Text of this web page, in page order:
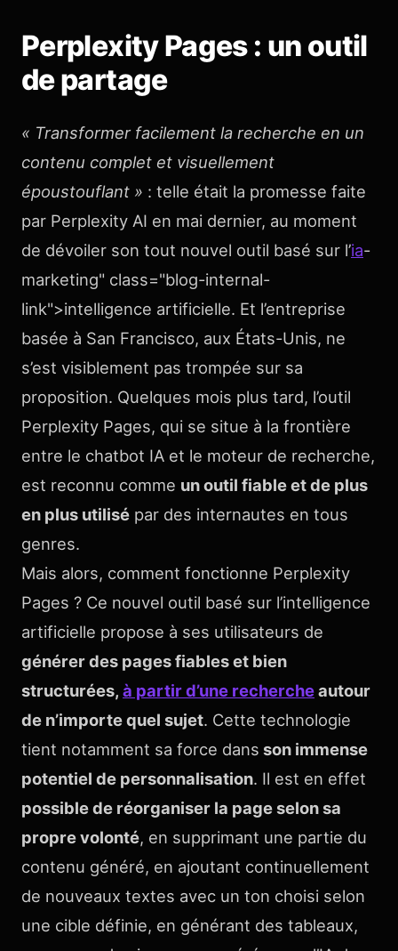
Perplexity Pages : un outil
de partage
« Transformer facilement la recherche en un
contenu complet et visuellement
époustouflant » : telle était la promesse faite
par Perplexity AI en mai dernier, au moment
de dévoiler son tout nouvel outil basé sur l’ia-
marketing" class="blog-internal-
link">intelligence artificielle. Et l’entreprise
basée à San Francisco, aux États-Unis, ne
s’est visiblement pas trompée sur sa
proposition. Quelques mois plus tard, l’outil
Perplexity Pages, qui se situe à la frontière
entre le chatbot IA et le moteur de recherche,
est reconnu comme un outil fiable et de plus
en plus utilisé par des internautes en tous
genres.
Mais alors, comment fonctionne Perplexity
Pages ? Ce nouvel outil basé sur l’intelligence
artificielle propose à ses utilisateurs de
générer des pages fiables et bien
structurées, à partir d’une rechercheautour
de n’importe quel sujet. Cette technologie
tient notamment sa force dans son immense
potentiel de personnalisation. Il est en effet
possible de réorganiser la page selon sa
propre volonté, en supprimant une partie du
contenu généré, en ajoutant continuellement
de nouveaux textes avec un ton choisi selon
une cible définie, en générant des tableaux,